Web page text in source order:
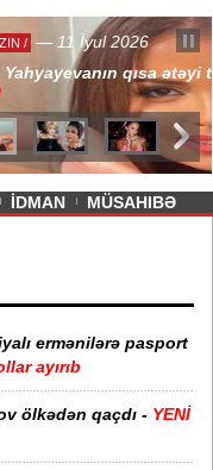
ətəyi tənqid olundu -
İDMAN MÜSAHIBƏ
ermənilərə pasport
ayırıb
ölkədən qaçdı - YENİ